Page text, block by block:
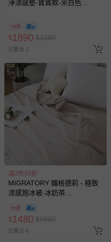
淨涼感墊-寶寶款-米白色
79折
$1890 $2380
已售出 2
回饋
5 %
滿2件93折
MIGRATORY 媚格德莉 - 極致
涼感抱冰被-冰奶茶
25折
$1480 $5980
已售出 6